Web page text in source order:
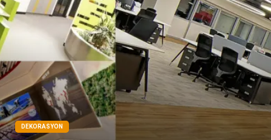
Bakım
DEKORASYON